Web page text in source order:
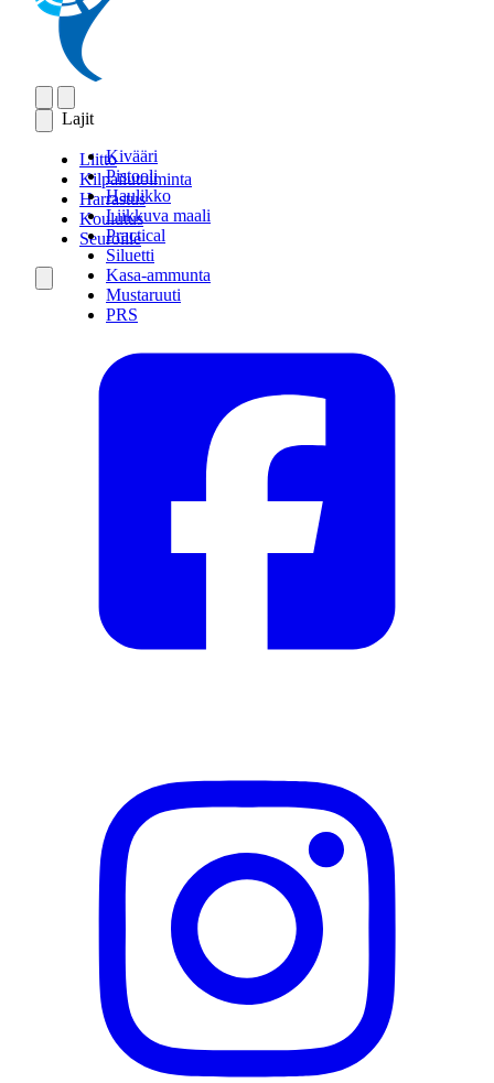
Lajit
Kivääri
Pistooli
Haulikko
Liikkuva maali
Practical
Siluetti
Kasa-ammunta
Mustaruuti
PRS
Liitto
Kilpailutoiminta
Harrastus
Koulutus
Seuroille